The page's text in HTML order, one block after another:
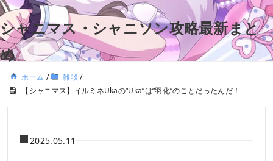
シャニマス・シャニソン攻略最新まと
め
ホーム / 雑談 /
【シャニマス】イルミネUkaの“Uka”は“羽化”のことだったんだ！
2025.05.11